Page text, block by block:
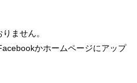
ません。
かホームページにアップ